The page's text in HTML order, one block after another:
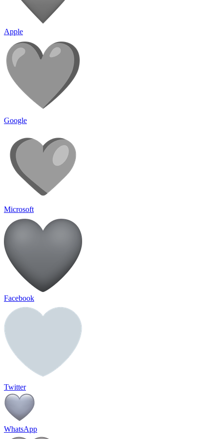
Apple
Google
Microsoft
Facebook
Twitter
WhatsApp